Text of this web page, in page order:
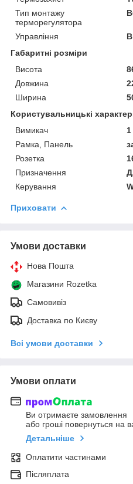
Тип монтажу
терморегулятора
Управління
Габаритні розміри
Висота
Довжина
Ширина
Користувальницькі
Вимикач
Рамка, Панель
Розетка
Призначення
Керування
Приховати
Умови доставки
Нова Пошта
Магазини Rozetka
Самовивіз
Доставка по Києву
Всі умови доставки
Умови оплати
Ви отримаєте замовлення
або гроші повернуться на
Детальніше
Оплатити частинами
Післяплата